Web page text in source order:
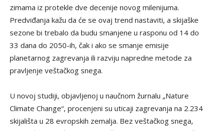
zimama iz protekle dve decenije novog milenijuma.
Predviđanja kažu da će se ovaj trend nastaviti, a skijaške
sezone bi trebalo da budu smanjene u rasponu od 14 do
33 dana do 2050-ih, čak i ako se smanje emisije
planetarnog zagrevanja ili razviju napredne metode za
pravljenje veštačkog snega.
U novoj studiji, objavljenoj u naučnom žurnalu „Nature
Climate Change“, procenjeni su uticaji zagrevanja na 2.234
skijališta u 28 evropskih zemalja. Bez veštačkog snega,